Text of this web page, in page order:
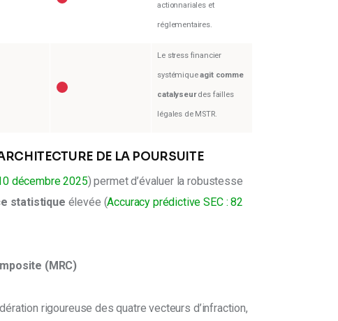
actionnariales et
réglementaires.
Le stress financier
systémiqueagit comme
catalyseurdes failles
légales de MSTR.
DE LA POURSUITE
décembre 2025) permet d’évaluer la robustesse
statistique élevée (Accuracy prédictive SEC : 82
(MRC)
rigoureuse des quatre vecteurs d’infraction,